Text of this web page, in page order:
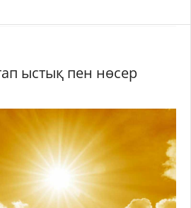
ыстық пен нөсер